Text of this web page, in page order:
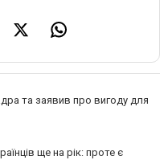
та заявив про вигоду для
ще на рік: проте є